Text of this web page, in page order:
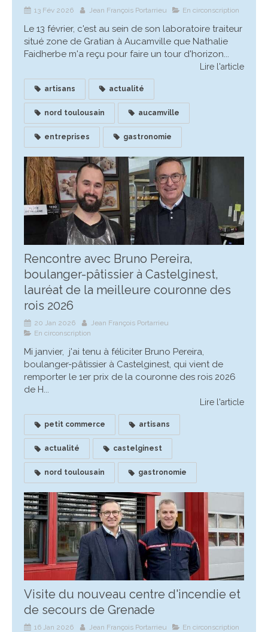
13 Fév 2026 Jean François Portarrieu En circonscription
Le 13 février, c'est au sein de son laboratoire traiteur
situé zone de Gratian à Aucamville que Nathalie
Faidherbe m'a reçu pour faire un tour d'horizon...
Lire l'article
artisans actualité
nord toulousain aucamville
entreprises gastronomie
Rencontre avec Bruno Pereira,
boulanger-pâtissier à Castelginest,
lauréat de la meilleure couronne des
rois 2026
20 Jan 2026
Jean François Portarrieu
En circonscription
Mi janvier, j'ai tenu à féliciter Bruno Pereira,
boulanger-pâtissier à Castelginest, qui vient de
remporter le 1er prix de la couronne des rois 2026
de H...
Lire l'article
petit commerce artisans
actualité castelginest
nord toulousain gastronomie
Visite du nouveau centre d'incendie et
de secours de Grenade
16 Jan 2026 Jean François Portarrieu En circonscription